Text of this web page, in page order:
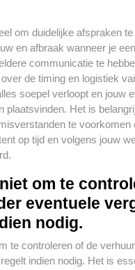
om duidelijke afspraken
en afbraak wanneer je
communicatie te
de timing en logistiek
soepel verloopt en jouw
plaatsvinden. Het is
te voorkomen
op tijd en volgens jouw
om te
eventuele
nodig.
te controleren of de
indien nodig. Het is